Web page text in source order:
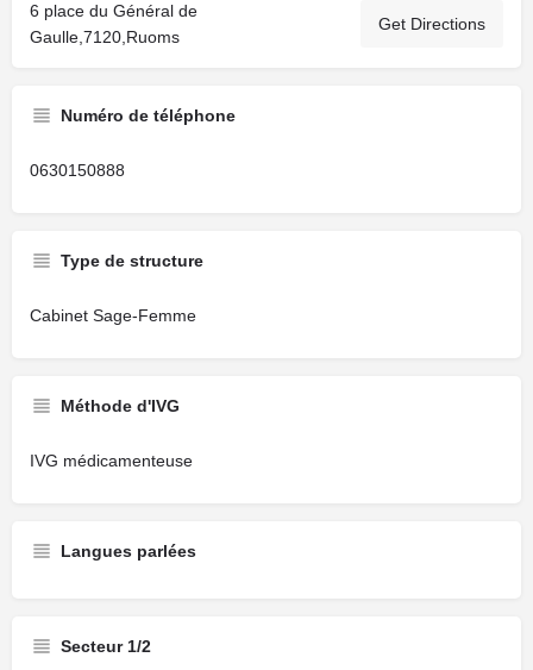
6 place du Général de
Gaulle,7120,Ruoms
Get Directions
Numéro de téléphone
0630150888
Type de structure
Cabinet Sage-Femme
Méthode d'IVG
IVG médicamenteuse
Langues parlées
Secteur 1/2